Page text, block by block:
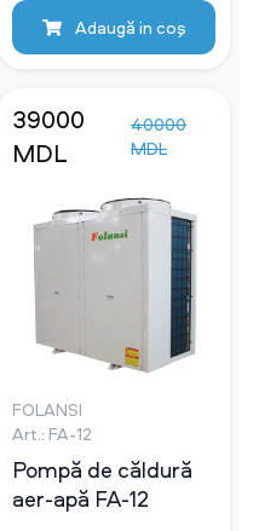
Adaugă in coş
39000
MDL
40000
MDL
FOLANSI
Art.: FA-12
Pompă de căldură
aer-apă FA-12